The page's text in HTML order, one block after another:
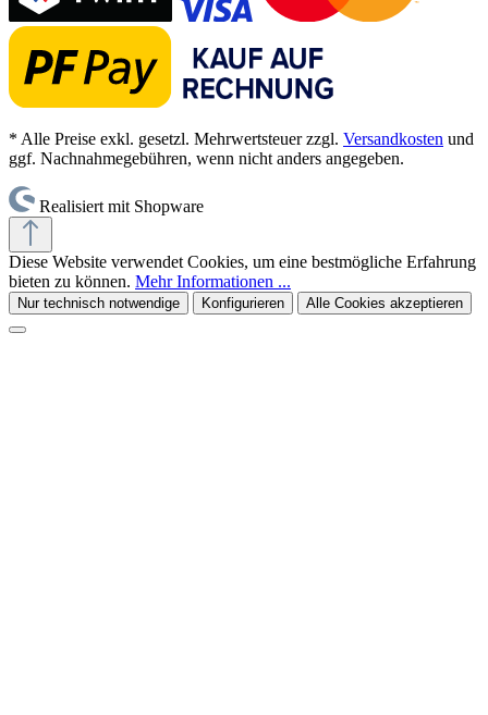
* Alle Preise exkl. gesetzl. Mehrwertsteuer zzgl. Versandkosten und
ggf. Nachnahmegebühren, wenn nicht anders angegeben.
Realisiert mit Shopware
Diese Website verwendet Cookies, um eine bestmögliche Erfahrung
bieten zu können. Mehr Informationen ...
Nur technisch notwendige Konfigurieren Alle Cookies akzeptieren